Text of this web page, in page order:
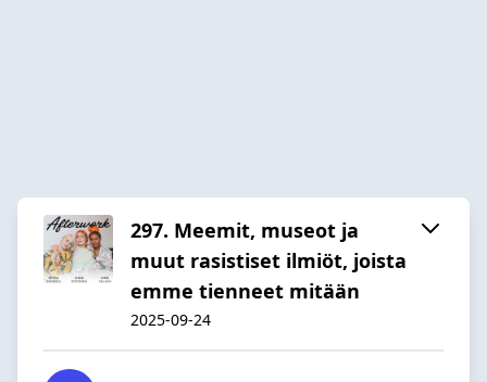
297. Meemit, museot ja
muut rasistiset ilmiöt, joista
emme tienneet mitään
2025-09-24